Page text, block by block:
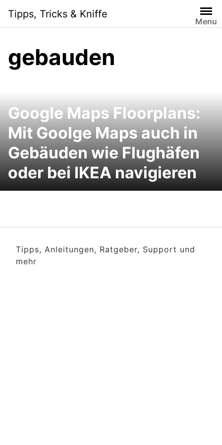
content
Tipps, Tricks & Kniffe
Menu
gebauden
Google Maps Floorplans:
Mit Goolge Maps auch in
Gebäuden wie Flughäfen
oder bei IKEA navigieren
Tipps, Anleitungen, Ratgeber, Support und
mehr